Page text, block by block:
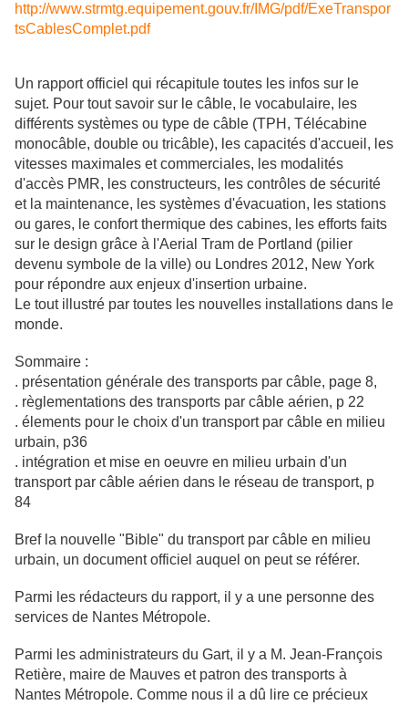
http://www.strmtg.equipement.gouv.fr/IMG/pdf/ExeTranspor
tsCablesComplet.pdf
Un rapport officiel qui récapitule toutes les infos sur le
sujet. Pour tout savoir sur le câble, le vocabulaire, les
différents systèmes ou type de câble (TPH, Télécabine
monocâble, double ou tricâble), les capacités d'accueil, les
vitesses maximales et commerciales, les modalités
d'accès PMR, les constructeurs, les contrôles de sécurité
et la maintenance, les systèmes d'évacuation, les stations
ou gares, le confort thermique des cabines, les efforts faits
sur le design grâce à l'Aerial Tram de Portland (pilier
devenu symbole de la ville) ou Londres 2012, New York
pour répondre aux enjeux d'insertion urbaine.
Le tout illustré par toutes les nouvelles installations dans le
monde.
Sommaire :
. présentation générale des transports par câble, page 8,
. règlementations des transports par câble aérien, p 22
. élements pour le choix d'un transport par câble en milieu
urbain, p36
. intégration et mise en oeuvre en milieu urbain d'un
transport par câble aérien dans le réseau de transport, p
84
Bref la nouvelle "Bible" du transport par câble en milieu
urbain, un document officiel auquel on peut se référer.
Parmi les rédacteurs du rapport, il y a une personne des
services de Nantes Métropole.
Parmi les administrateurs du Gart, il y a M. Jean-François
Retière, maire de Mauves et patron des transports à
Nantes Métropole. Comme nous il a dû lire ce précieux